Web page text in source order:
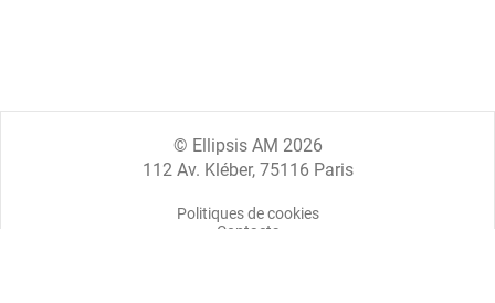
© Ellipsis AM 2026
112 Av. Kléber, 75116 Paris
Politiques de cookies
Contacts